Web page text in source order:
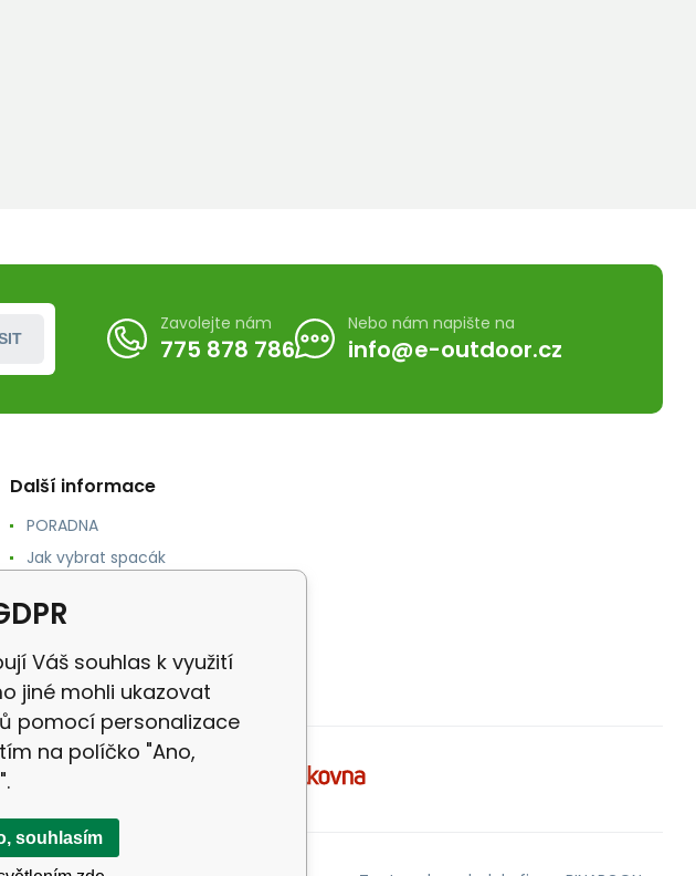
Zavolejte nám
775 878 786
Nebo nám napište na
info@e-outdoor.cz
Další informace
PORADNA
Jak vybrat spacák
Jak vybrat karimatku
Reklamace
Váš souhlas k využití
jiné mohli ukazovat
pomocí personalizace
na políčko "Ano,
souhlasím